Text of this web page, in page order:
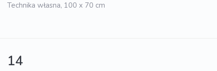
Technika własna, 100 x 70 cm
14